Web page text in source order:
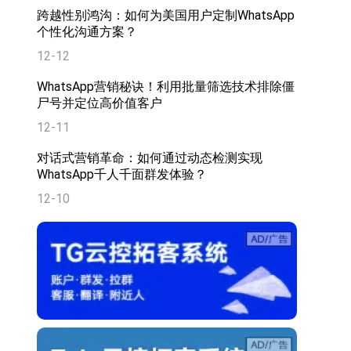
跨越性别鸿沟：如何为美国用户定制WhatsApp
个性化沟通方案？
12-12
WhatsApp营销秘诀！利用批量筛选技术排除僵
尸号并定位高价值客户
12-11
对话式营销革命：如何通过动态检测实现
WhatsApp千人千面群发体验？
12-10